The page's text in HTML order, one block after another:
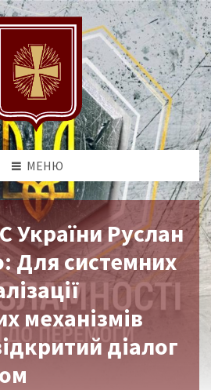
МЕНЮ
України Руслан
Для системних
механізмів
діалог